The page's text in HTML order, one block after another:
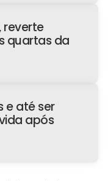
reverte
quartas da
e até ser
após